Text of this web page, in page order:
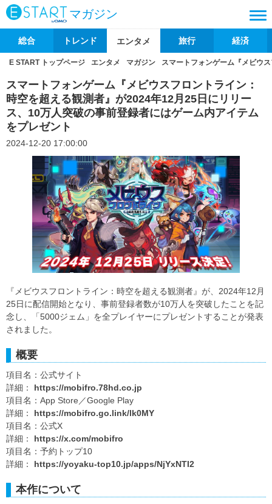
マガジン
総合 トレンド エンタメ 旅行 経済
E START トップページ エンタメ マガジン スマートフォンゲーム『メビウ
スマートフォンゲーム『メビウスフロントライン：
時空を超える観測者』が2024年12月25日にリリー
ス、10万人突破の事前登録者にはゲーム内アイテム
をプレゼント
2024-12-20 17:00:00
『メビウスフロントライン：時空を超える観測者』が、2024年12月
25日に配信開始となり、事前登録者数が10万人を突破したことを記
念し、「5000ジェム」を全プレイヤーにプレゼントすることが発表
されました。
概要
項目名：公式サイト
詳細： https://mobifro.78hd.co.jp
項目名：App Store／Google Play
詳細： https://mobifro.go.link/lk0MY
項目名：公式X
詳細： https://x.com/mobifro
項目名：予約トップ10
詳細： https://yoyaku-top10.jp/apps/NjYxNTI2
本作について